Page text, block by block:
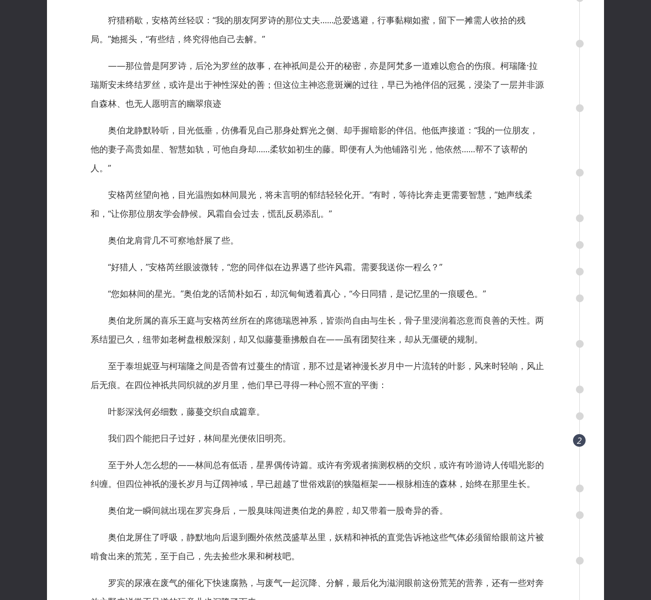
狩猎稍歇，安格芮丝轻叹：“我的朋友阿罗诗的那位丈夫……总爱逃避，行事黏糊如蜜，留下一摊需人收拾的残
局。”她摇头，“有些结，终究得他自己去解。”
——那位曾是阿罗诗，后沦为罗丝的故事，在神祇间是公开的秘密，亦是阿梵多一道难以愈合的伤痕。柯瑞隆·拉
瑞斯安未终结罗丝，或许是出于神性深处的善；但这位主神恣意斑斓的过往，早已为祂伴侣的冠冕，浸染了一层并非源
自森林、也无人愿明言的幽翠痕迹
奥伯龙静默聆听，目光低垂，仿佛看见自己那身处辉光之侧、却手握暗影的伴侣。他低声接道：“我的一位朋友，
他的妻子高贵如星、智慧如轨，可他自身却……柔软如初生的藤。即便有人为他铺路引光，他依然……帮不了该帮的
人。”
安格芮丝望向祂，目光温煦如林间晨光，将未言明的郁结轻轻化开。“有时，等待比奔走更需要智慧，”她声线柔
和，“让你那位朋友学会静候。风霜自会过去，慌乱反易添乱。”
奥伯龙肩背几不可察地舒展了些。
“好猎人，”安格芮丝眼波微转，“您的同伴似在边界遇了些许风霜。需要我送你一程么？”
“您如林间的星光。”奥伯龙的话简朴如石，却沉甸甸透着真心，“今日同猎，是记忆里的一痕暖色。”
奥伯龙所属的喜乐王庭与安格芮丝所在的席德瑞恩神系，皆崇尚自由与生长，骨子里浸润着恣意而良善的天性。两
系结盟已久，纽带如老树盘根般深刻，却又似藤蔓垂拂般自在——虽有团契往来，却从无僵硬的规制。
至于泰坦妮亚与柯瑞隆之间是否曾有过蔓生的情谊，那不过是诸神漫长岁月中一片流转的叶影，风来时轻响，风止
后无痕。在四位神祇共同织就的岁月里，他们早已寻得一种心照不宣的平衡：
叶影深浅何必细数，藤蔓交织自成篇章。
我们四个能把日子过好，林间星光便依旧明亮。 2
至于外人怎么想的——林间总有低语，星界偶传诗篇。或许有旁观者揣测权柄的交织，或许有吟游诗人传唱光影的
纠缠。但四位神祇的漫长岁月与辽阔神域，早已超越了世俗戏剧的狭隘框架——根脉相连的森林，始终在那里生长。
奥伯龙一瞬间就出现在罗宾身后，一股臭味闯进奥伯龙的鼻腔，却又带着一股奇异的香。
奥伯龙屏住了呼吸，静默地向后退到圈外依然茂盛草丛里，妖精和神祇的直觉告诉祂这些气体必须留给眼前这片被
啃食出来的荒芜，至于自己，先去捡些水果和树枝吧。
罗宾的尿液在废气的催化下快速腐熟，与废气一起沉降、分解，最后化为滋润眼前这份荒芜的营养，还有一些对奔